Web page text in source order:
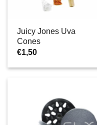
Juicy Jones Uva
Cones
€1,50